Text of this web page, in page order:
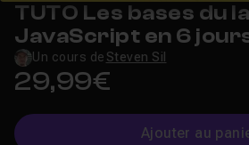
TUTO Les bases du
JavaScript en 6
Un cours de Steven Sil
29,99€
Ajouter au